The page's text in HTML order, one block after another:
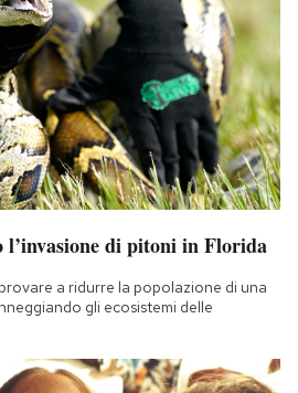
di pitoni in Florida
a ridurre la popolazione di una
gli ecosistemi delle